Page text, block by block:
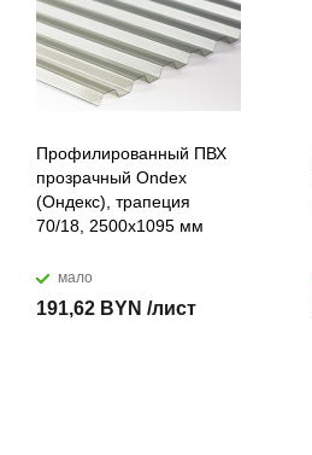
Профилированный ПВХ
прозрачный Ondex
(Ондекс), трапеция
70/18, 2500х1095 мм
мало
191,62 BYN /лист